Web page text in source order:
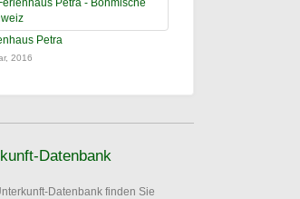
Petra
2016
Datenbank
Datenbank finden Sie